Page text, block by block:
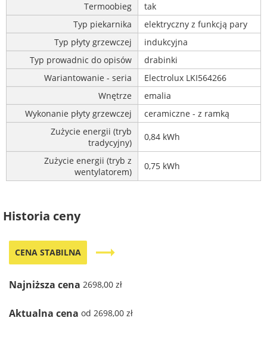
Termoobieg
tak
Typ piekarnika
elektryczny z funkcją pary
Typ płyty grzewczej
indukcyjna
Typ prowadnic do opisów
drabinki
Wariantowanie - seria
Electrolux LKI564266
Wnętrze
emalia
Wykonanie płyty grzewczej
ceramiczne - z ramką
Zużycie energii (tryb
tradycyjny)
0,84 kWh
Zużycie energii (tryb z
wentylatorem)
0,75 kWh
Historia ceny
CENA STABILNA trending_flat
Najniższa cena 2698,00 zł
Aktualna cena od 2698,00 zł